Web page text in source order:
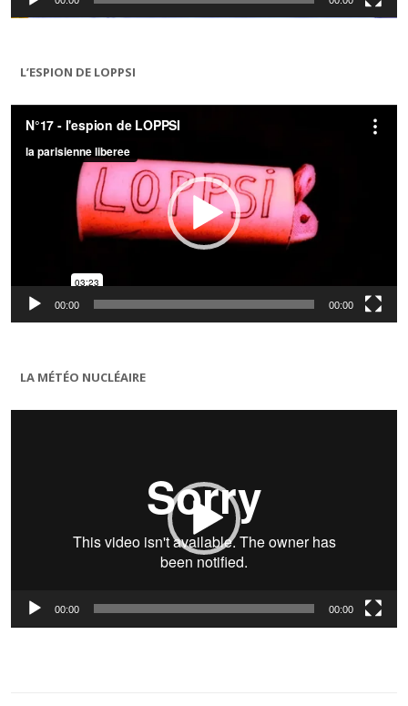
L’ESPION DE LOPPSI
Lecteur
vidéo
00:00 00:00
LA MÉTÉO NUCLÉAIRE
Lecteur
00:00 00:00